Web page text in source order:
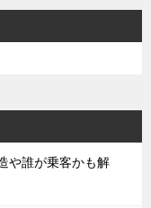
や誰が乗客かも解